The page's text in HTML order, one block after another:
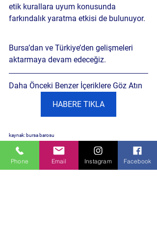
etik kurallara uyum konusunda
farkındalık yaratma etkisi de bulunuyor.
Bursa’dan ve Türkiye’den gelişmeleri
aktarmaya devam edeceğiz.
Daha Önceki Benzer İçeriklere Göz Atın
HABERE TIKLA
kaynak: bursa barosu
Politika ve Toplum
Phone Email Instagram Facebook